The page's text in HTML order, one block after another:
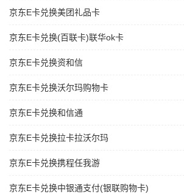
京东E卡兑换美团礼品卡
京东E卡兑换(百联卡)联华ok卡
京东E卡兑换资和信
京东E卡兑换沃尔玛购物卡
京东E卡兑换和信通
京东E卡兑换拉卡拉沃尔玛
京东E卡兑换携程任我游
京东E卡兑换中银通支付(银联购物卡)